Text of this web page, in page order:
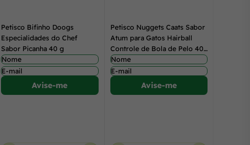
Petisco Bifinho Doogs
Especialidades do Chef
Sabor Picanha 40 g
Avise-me
Petisco Nuggets Caats Sabor
Atum para Gatos Hairball
Controle de Bola de Pelo 40
g
Avise-me